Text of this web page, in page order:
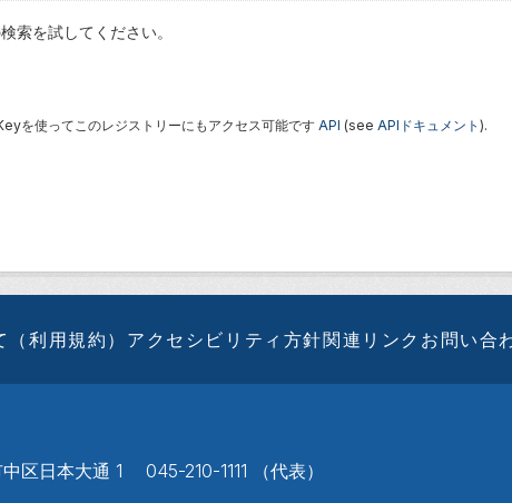
索を試してください。
を使ってこのレジストリーにもアクセス可能です API (see APIドキュメント ).
利用規約） アクセシビリティ方針関連リンク お問い合
区日本大通 1 045-210-1111 （代表）